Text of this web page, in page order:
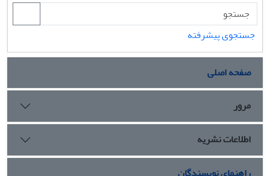
جستجوی پیشرفته
صفحه اصلی
مرور
اطلاعات نشریه